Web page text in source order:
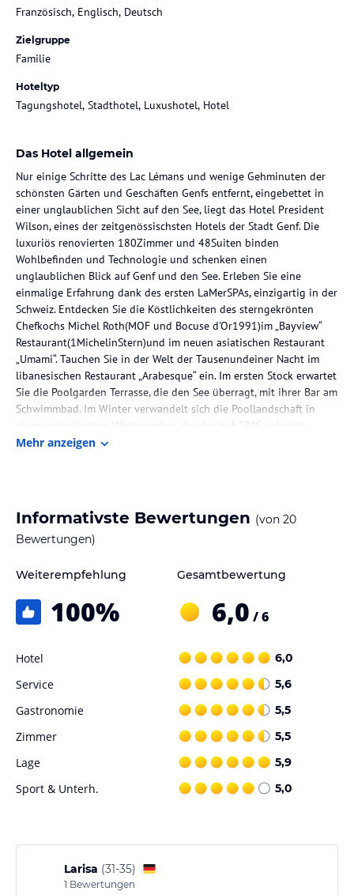
Französisch, Englisch, Deutsch
Zielgruppe
Familie
Hoteltyp
Tagungshotel, Stadthotel, Luxushotel, Hotel
Das Hotel allgemein
Nur einige Schritte des Lac Lémans und wenige Gehminuten der
schönsten Gärten und Geschäften Genfs entfernt, eingebettet in
einer unglaublichen Sicht auf den See, liegt das Hotel President
Wilson, eines der zeitgenössischsten Hotels der Stadt Genf. Die
luxuriös renovierten 180Zimmer und 48Suiten binden
Wohlbefinden und Technologie und schenken einen
unglaublichen Blick auf Genf und den See. Erleben Sie eine
einmalige Erfahrung dank des ersten LaMerSPAs, einzigartig in der
Schweiz. Entdecken Sie die Köstlichkeiten des sterngekrönten
Chefkochs Michel Roth(MOF und Bocuse d'Or1991)im „Bayview“
Restaurant(1MichelinStern)und im neuen asiatischen Restaurant
„Umami“. Tauchen Sie in der Welt der Tausenundeiner Nacht im
libanesischen Restaurant „Arabesque“ ein. Im ersten Stock erwartet
Sie die Poolgarden Terrasse, die den See überragt, mit ihrer Bar am
Schwimmbad. Im Winter verwandelt sich die Poollandschaft in
einen verzauberten Wintergarten, der das auf 28°C geheizte
Schwimmbad beherbergt.
lies vor der Buchung die verbindlichen Angebotsdetailsdes
jeweiligen Veranstalters.
Mehr anzeigen
Informativste Bewertungen (von 20
Bewertungen)
Weiterempfehlung
100%
Gesamtbewertung
6,0 / 6
Hotel 6,0
Service 5,6
Gastronomie 5,5
Zimmer 5,5
Lage 5,9
Sport & Unterh. 5,0
Larisa (31-35)
1 Bewertungen